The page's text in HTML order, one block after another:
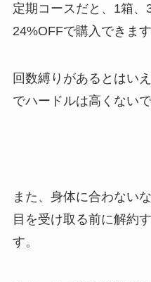
定期コースだと、1箱、
24%OFFで購入できます
回数縛りがあるとはい
でハードルは高くないで
また、身体に合わない
目を受け取る前に解約
す。